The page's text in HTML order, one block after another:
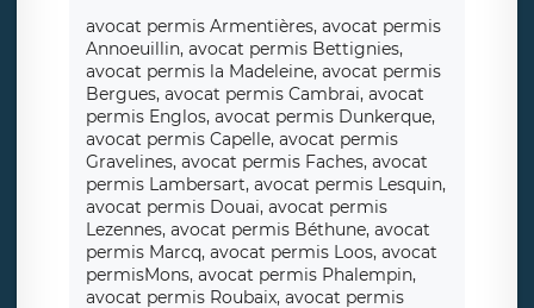
avocat permis Armentières, avocat permis
Annoeuillin, avocat permis Bettignies,
avocat permis la Madeleine, avocat permis
Bergues, avocat permis Cambrai, avocat
permis Englos, avocat permis Dunkerque,
avocat permis Capelle, avocat permis
Gravelines, avocat permis Faches, avocat
permis Lambersart, avocat permis Lesquin,
avocat permis Douai, avocat permis
Lezennes, avocat permis Béthune, avocat
permis Marcq, avocat permis Loos, avocat
permisMons, avocat permis Phalempin,
avocat permis Roubaix, avocat permis